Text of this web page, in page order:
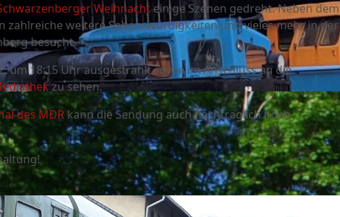
Weihnacht einige Szenen gedreht. Neben dem
zahlreiche weitere Sehenswürdigkeiten und vieles mehr in der
besucht.
um 18:15 Uhr ausgestrahlt sowie im Anschluss an die
zu sehen.
des MDR kann die Sendung auch nachträglich noch